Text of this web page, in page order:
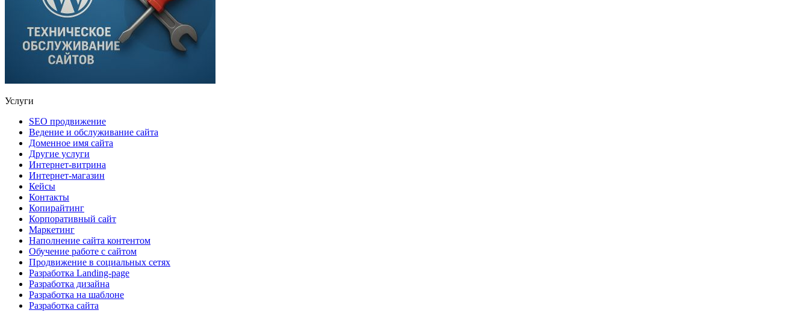
Услуги
SEO продвижение
Ведение и обслуживание сайта
Доменное имя сайта
Другие услуги
Интернет-витрина
Интернет-магазин
Кейсы
Контакты
Копирайтинг
Корпоративный сайт
Маркетинг
Наполнение сайта контентом
Обучение работе с сайтом
Продвижение в социальных сетях
Разработка Landing-page
Разработка дизайна
Разработка на шаблоне
Разработка сайта